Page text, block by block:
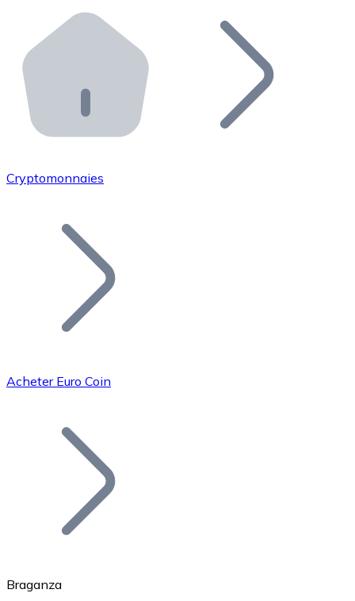
Distributeurs automatiques Bitnovo
Intégrez un ATM Bitnovo dans votre entreprise et
API Bitnovo
Intégrez notre API dans votre écosystème.
Rejoignez notre réseau de distributeurs et
Ajoutez le token de votre projet à notre service
Bitcoin
Cryptomonnaies
Acheter Euro Coin
Braganza